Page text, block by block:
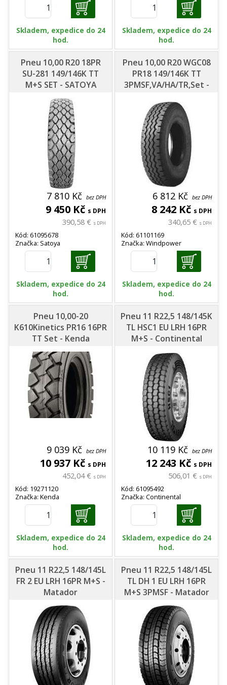
Skladem, expedice do 24
hod.
Skladem, expedice do 24
hod.
Pneu 10,00 R20 18PR
SU-281 149/146K TT
M+S SET - SATOYA
7 810 Kč bez DPH
9 450 Kč s DPH
390,58 € s DPH
Kód: 61095678
Značka: Satoya
Skladem, expedice do 24
hod.
Pneu 10,00 R20 WGC08
PR18 149/146K TT
3PMSF,VA/HA/TR,Set -
6 812 Kč bez DPH
8 242 Kč s DPH
340,65 € s DPH
Kód: 61101169
Značka: Windpower
Skladem, expedice do 24
hod.
Pneu 10,00-20
K610Kinetics PR16 16PR
TT Set - Kenda
9 039 Kč bez DPH
10 937 Kč s DPH
452,04 € s DPH
Kód: 19271120
Značka: Kenda
Skladem, expedice do 24
hod.
Pneu 11 R22,5 148/145K
TL HSC1 EU LRH 16PR
M+S - Continental
10 119 Kč bez DPH
12 243 Kč s DPH
506,01 € s DPH
Kód: 61095492
Značka: Continental
Skladem, expedice do 24
hod.
Pneu 11 R22,5 148/145L
FR 2 EU LRH 16PR M+S -
Matador
Pneu 11 R22,5 148/145L
TL DH 1 EU LRH 16PR
M+S 3PMSF - Matador